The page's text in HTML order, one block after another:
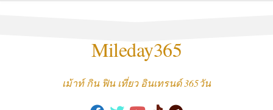
Mileday365
เม้าท์ กิน ฟิน เที่ยว อินเทรนด์ 365วัน